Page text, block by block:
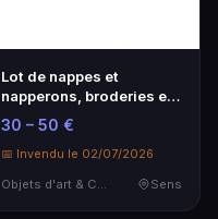
Lot de nappes et
napperons, broderies et
dentelles
30 – 50 €
📅 Invendu le 02/07/2026
Objets d'art & Curiosités
Sens